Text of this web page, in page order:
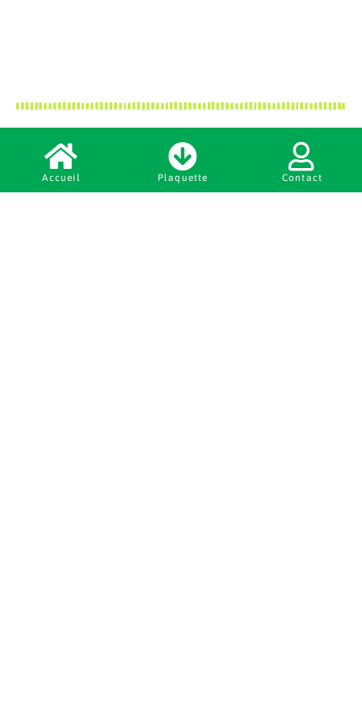
Accueil Plaquette Contact